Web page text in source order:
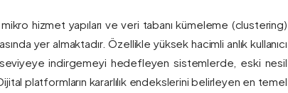
hizmet yapıları ve veri tabanı kümeleme (clustering)
yer almaktadır. Özellikle yüksek hacimli anlık kullanıcı
indirgemeyi hedefleyen sistemlerde, eski nesil
platformların kararlılık endekslerini belirleyen en temel